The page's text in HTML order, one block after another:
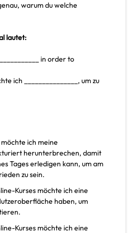
warum du welche
lautet:
in order to
ich _______________, um zu
ich meine
herunterbrechen, damit
Tages erledigen kann, um am
zu sein.
Kurses möchte ich eine
haben, um
Kurses möchte ich eine